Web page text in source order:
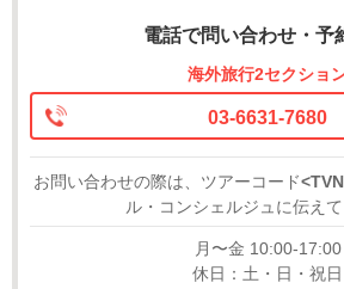
電話で問い合わせ・予
海外旅行2セクショ
03-6631-7680
お問い合わせの際は、ツアーコード
ル・コンシェルジュに伝え
月〜金 10:00-17:00
休日：土・日・祝日